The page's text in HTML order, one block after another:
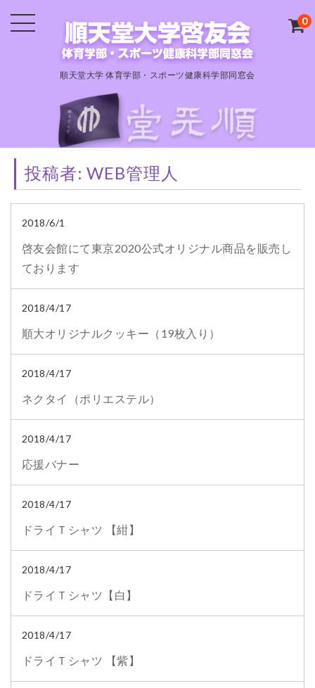
順天堂大学 体育学部・スポーツ健康科学部同窓会
0
投稿者: WEB管理人
2018/6/1
啓友会館にて東京2020公式オリジナル商品を販売し
ております
2018/4/17
順大オリジナルクッキー（19枚入り）
2018/4/17
ネクタイ（ポリエステル）
2018/4/17
応援バナー
2018/4/17
ドライＴシャツ 【紺】
2018/4/17
ドライＴシャツ【白】
2018/4/17
ドライＴシャツ 【紫】